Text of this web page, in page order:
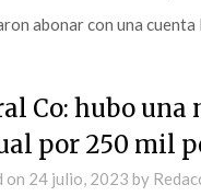
abonar con una
Co: hubo una
por 250 mil
on 24 julio, 2023 by